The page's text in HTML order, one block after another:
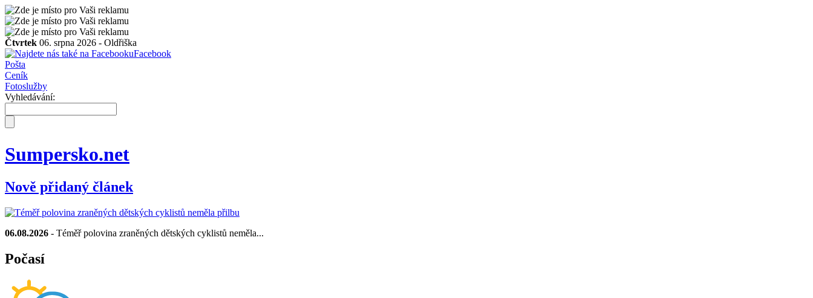
Čtvrtek 06. srpna 2026 - Oldřiška
Facebook
Pošta
Ceník
Fotoslužby
Vyhledávání:
Sumpersko.net
Nově přidaný článek
06.08.2026 - Téměř polovina zraněných dětských cyklistů neměla...
Počasí